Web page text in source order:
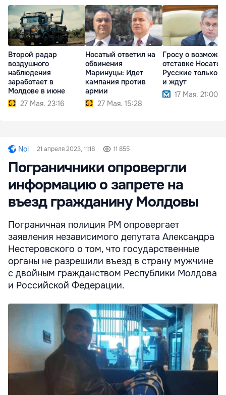
Второй радар
воздушного
наблюдения
заработает в
Молдове в июне
27 Мая. 23:16
Носатый ответил на
обвинения
Маринуцы: Идет
кампания против
армии
27 Мая. 15:28
Гросу о
отставке
Русские только
и ждут
17 Мая. 21:00
Noi 21 апреля 2023, 11:18 11 855
Пограничники опровергли
информацию о запрете на
въезд гражданину Молдовы
Пограничная полиция РМ опровергает
заявления независимого депутата Александра
Нестеровского о том, что государственные
органы не разрешили въезд в страну мужчине
с двойным гражданством Республики Молдова
и Российской Федерации.